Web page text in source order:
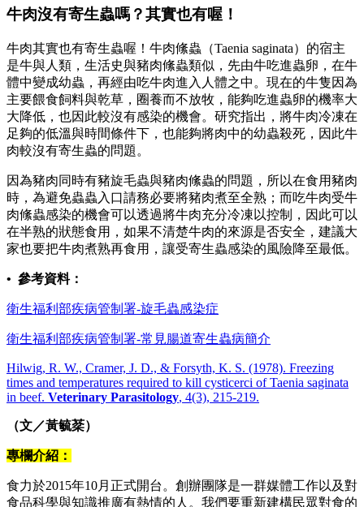
牛肉沒有寄生蟲嗎？其實也有喔！
牛肉其實也有寄生蟲喔！牛肉絛蟲（Taenia saginata）的宿主
是牛與人類，生活史與豬肉絛蟲類似，先由牛吃進蟲卵，在牛
體中變成幼蟲，再經由吃牛肉進入人體之中。現在的牛隻因為
主要餵食飼料與乾草，圈養而不放牧，能夠吃進蟲卵的機率大
大降低，也因此較沒有感染的機會。研究指出，將牛肉冷凍在
足夠的低溫與時間條件下，也能夠將肉中的幼蟲殺死，因此牛
肉較沒有寄生蟲的問題。
因為豬肉同時有豬旋毛蟲與豬肉絛蟲的問題，所以在食用豬肉
時，為避免蟲蟲入口請務必要將豬肉煮至全熟；而吃牛肉受牛
肉絛蟲感染的機會可以透過將牛肉充分冷凍以控制，因此可以
在半熟的狀態食用，如果不清楚牛肉的來源是否安全，建議大
家也要把牛肉煮熟再食用，讓受寄生蟲感染的風險降至最低。
• 參考資料：
衛生福利部疾病管制署-旋毛蟲感染症
衛生福利部疾病管制署-常見腸道寄生蟲病簡介
Hilwig, R. W., Cramer, J. D., & Forsyth, K. S. (1978). Freezing
times and temperatures required to kill cysticerci of Taenia saginata
in beef. Veterinary Parasitology, 4(3), 215-219.
（文／黃毓棻）
專欄介紹：
食力於2015年10月正式開台。創辦團隊是一群媒體工作以及對
食品科學與知識推廣有熱情的人。我們要重新建構民眾對食的